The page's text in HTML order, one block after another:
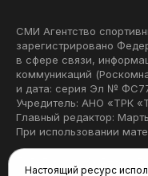
СМИ Агентство
зарегистрировано
в сфере связи,
коммуникаций
и дата: серия Эл №
Учредитель: АНО «ТРК
Главный редактор:
При использовании
Настоящий ресурс